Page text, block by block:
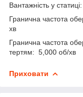
Вантажність у
Гранична частота
хв
Гранична частота
тертям: 5,000 об/хв
Приховати